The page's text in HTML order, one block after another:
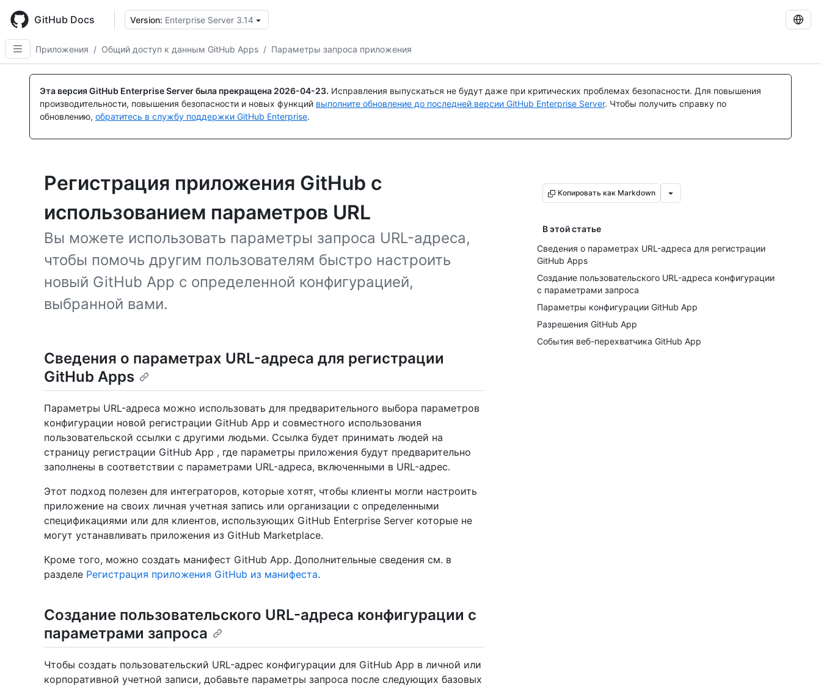
main
content
GitHub Docs Version: Enterprise Server 3.14
Приложения / Общий доступ к данным GitHub Apps / Параметры запроса приложения
Эта версия GitHub Enterprise Server была прекращена 2026-04-23. Исправления выпускаться не будут даже при критических проблемах безопасности. Для повышения
производительности, повышения безопасности и новых функций выполните обновление до последней версии GitHub Enterprise Server. Чтобы получить справку по
обновлению, обратитесь в службу поддержки GitHub Enterprise.
Регистрация приложения GitHub с
использованием параметров URL
Вы можете использовать параметры запроса URL-адреса,
чтобы помочь другим пользователям быстро настроить
новый GitHub App с определенной конфигурацией,
выбранной вами.
Копировать как Markdown
В этой статье
Сведения о параметрах URL-адреса для регистрации
GitHub Apps
Создание пользовательского URL-адреса конфигурации
с параметрами запроса
Параметры конфигурации GitHub App
Разрешения GitHub App
События веб-перехватчика GitHub App
Сведения о параметрах URL-адреса для регистрации
GitHub Apps
Параметры URL-адреса можно использовать для предварительного выбора параметров
конфигурации новой регистрации GitHub App и совместного использования
пользовательской ссылки с другими людьми. Ссылка будет принимать людей на
страницу регистрации GitHub App , где параметры приложения будут предварительно
заполнены в соответствии с параметрами URL-адреса, включенными в URL-адрес.
Этот подход полезен для интеграторов, которые хотят, чтобы клиенты могли настроить
приложение на своих личная учетная запись или организации с определенными
спецификациями или для клиентов, использующих GitHub Enterprise Server которые не
могут устанавливать приложения из GitHub Marketplace.
Кроме того, можно создать манифест GitHub App. Дополнительные сведения см. в
разделе Регистрация приложения GitHub из манифеста.
Создание пользовательского URL-адреса конфигурации с
параметрами запроса
Чтобы создать пользовательский URL-адрес конфигурации для GitHub App в личной или
корпоративной учетной записи, добавьте параметры запроса после следующих базовых